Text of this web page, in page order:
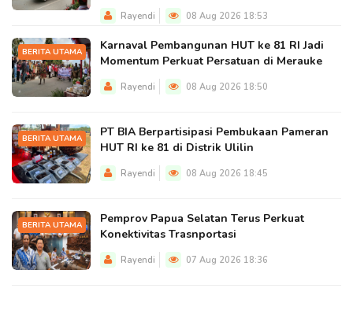
Rayendi 08 Aug 2026 18:53
BERITA UTAMA
Karnaval Pembangunan HUT ke 81 RI Jadi
Momentum Perkuat Persatuan di Merauke
Rayendi 08 Aug 2026 18:50
BERITA UTAMA
PT BIA Berpartisipasi Pembukaan Pameran
HUT RI ke 81 di Distrik Ulilin
Rayendi 08 Aug 2026 18:45
BERITA UTAMA
Pemprov Papua Selatan Terus Perkuat
Konektivitas Trasnportasi
Rayendi 07 Aug 2026 18:36